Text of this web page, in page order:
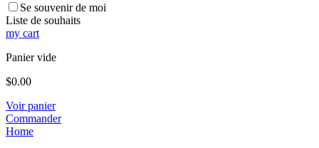
Se souvenir de moi
Liste de souhaits
my cart
Panier vide
$0.00
Voir panier
Commander
Home